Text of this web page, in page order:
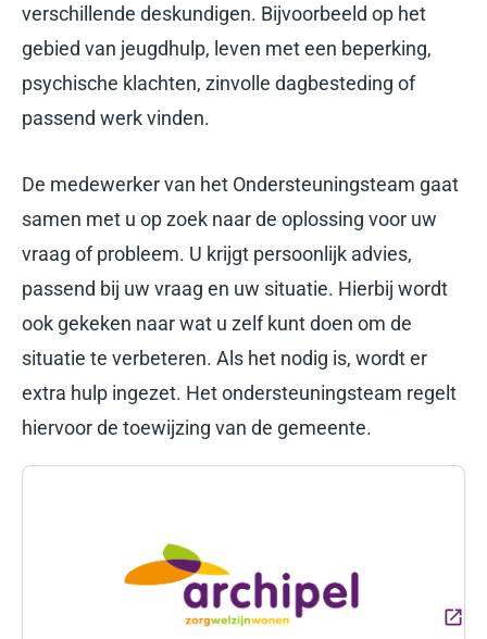
verschillende deskundigen. Bijvoorbeeld op het
gebied van jeugdhulp, leven met een beperking,
psychische klachten, zinvolle dagbesteding of
passend werk vinden.
De medewerker van het Ondersteuningsteam gaat
samen met u op zoek naar de oplossing voor uw
vraag of probleem. U krijgt persoonlijk advies,
passend bij uw vraag en uw situatie. Hierbij wordt
ook gekeken naar wat u zelf kunt doen om de
situatie te verbeteren. Als het nodig is, wordt er
extra hulp ingezet. Het ondersteuningsteam regelt
hiervoor de toewijzing van de gemeente.